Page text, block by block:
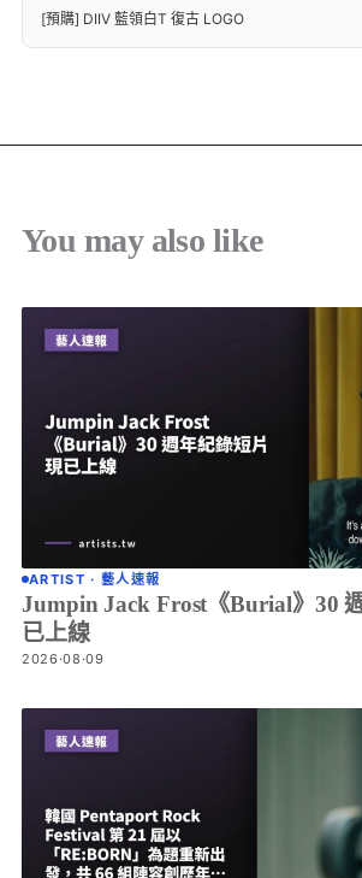
[預購] DIIV 藍領白T 復古 LOGO
You may also like
ARTIST · 藝人速報
Jumpin Jack Frost《Burial》30
已上線
2026·08·09